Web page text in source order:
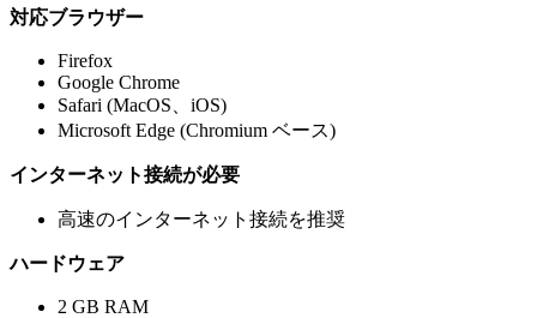
対応ブラウザー
Firefox
Google Chrome
Safari (MacOS、iOS)
Microsoft Edge (Chromium ベース)
インターネット接続が必要
高速のインターネット接続を推奨
ハードウェア
2 GB RAM